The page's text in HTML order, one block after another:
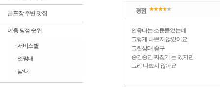
골프장 주변 맛집
이용 평점 순위
· 서비스별
· 연령대
· 남/녀
평점
안좋다는 소문들었는데
그렇게 나쁘지 않았어요
그린상태 좋구
중간중간 짜집기 는 있지만
그리 나쁘지 않아요